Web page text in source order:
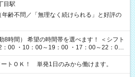
目駅
年齢不問／「無理なく続けられる」と好評の
べます！ ＜シフト
：00 ・10：00～19：00 ・17：00～22：00
・22：00～翌6：00 など
ートＯＫ！ 単発1日のみから働けます。